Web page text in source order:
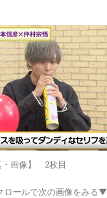
・画像】 2枚目
ロールで次の画像をみる▼